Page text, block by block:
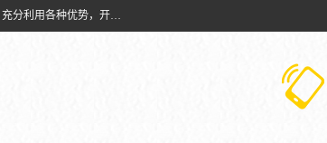
兴安南国金磊粉体厂是从事生产：复合碱批发、氧化钙批发、超细氧化钙、*复合碱、高活性氧化钙等产品的广西碳酸钙厂家，充分利用各种优势，开拓创新，逐步建立了现代企业管理体系，科学.规范的生产体系，严谨的产品质量控制体系，完备的产品质量检验体系。